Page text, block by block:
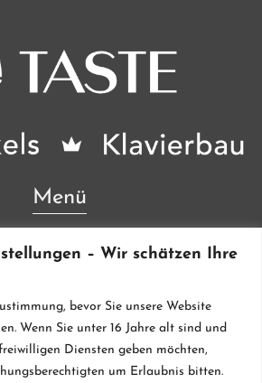
– Wir schätzen Ihre
bevor Sie unsere Website
Wenn Sie unter 16 Jahre alt sind und
Diensten geben möchten,
um Erlaubnis bitten.
Menü